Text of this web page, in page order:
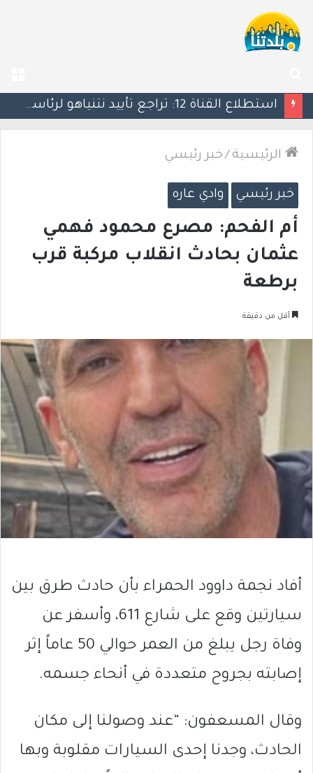
عن
كين يحذر ترامب: التصعيد العسكري ضد إيران قد يأتي بنتائج عكسية
الرئيسية /خبر رئيسي
خبر رئيسي وادي عاره
أم الفحم: مصرع محمود فهمي
عثمان بحادث انقلاب مركبة قرب
برطعة
أقل من دقيقة
أفاد نجمة داوود الحمراء بأن حادث طرق بين
سيارتين وقع على شارع 611، وأسفر عن
وفاة رجل يبلغ من العمر حوالي 50 عاماً إثر
إصابته بجروح متعددة في أنحاء جسمه.
وقال المسعفون: “عند وصولنا إلى مكان
الحادث، وجدنا إحدى السيارات مقلوبة وبها